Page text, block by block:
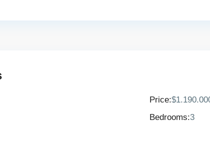
Price:
Bedrooms:3